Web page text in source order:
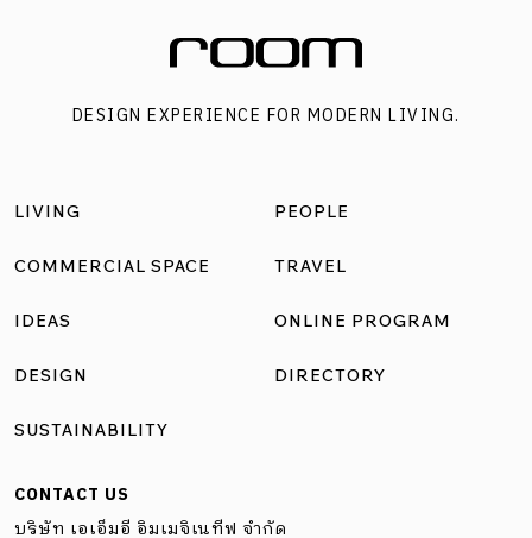
DESIGN EXPERIENCE FOR MODERN LIVING.
LIVING
COMMERCIAL SPACE
IDEAS
DESIGN
SUSTAINABILITY
PEOPLE
TRAVEL
ONLINE PROGRAM
DIRECTORY
CONTACT US
บริษัท เอเอ็มอี อิมเมจิเนทีฟ จำกัด